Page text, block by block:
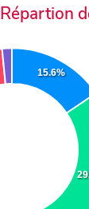
Répartion
15.6%